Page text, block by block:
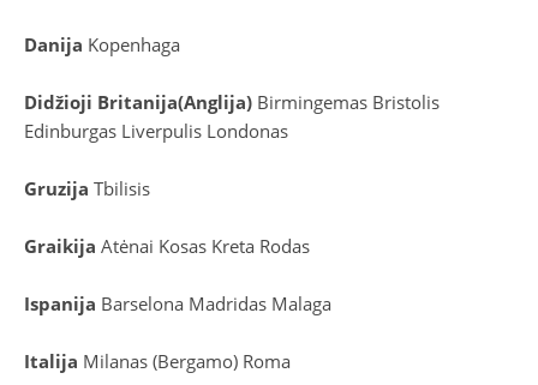
Danija Kopenhaga
Didžioji Britanija(Anglija) Birmingemas Bristolis
Edinburgas Liverpulis Londonas
Gruzija Tbilisis
Graikija Atėnai Kosas Kreta Rodas
Ispanija Barselona Madridas Malaga
Italija Milanas (Bergamo) Roma